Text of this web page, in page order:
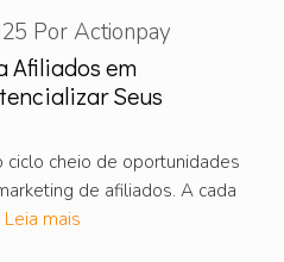
Afiliados em
Seus
PorActionpay
cheio de oportunidades
de afiliados. A cada
Leia mais